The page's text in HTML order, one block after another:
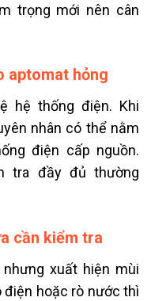
trọng mới nên cân
aptomat hỏng
hệ thống điện. Khi
nhân có thể nằm
điện cấp nguồn.
tra đầy đủ thường
cần kiểm tra
xuất hiện mùi
điện hoặc rò nước thì